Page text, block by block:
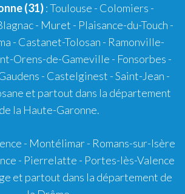
(31):Toulouse - Colomiers -
- Muret - Plaisance-du-Touch -
- Castanet-Tolosan - Ramonville-
Orens-de-Gameville - Fonsorbes -
- Castelginest - Saint-Jean -
et partout dans la département
de la Haute-Garonne.
- Montélimar- Romans-sur-Isère
- Pierrelatte - Portes-lès-Valence
et partout dans la département de